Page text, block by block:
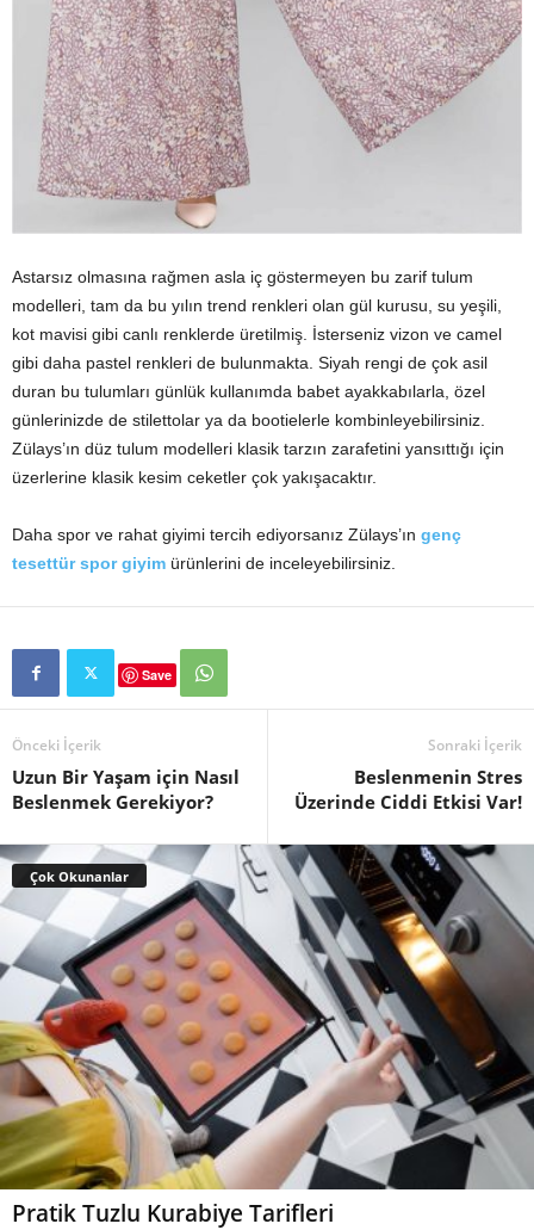
Astarsız olmasına rağmen asla iç göstermeyen bu zarif tulum
modelleri, tam da bu yılın trend renkleri olan gül kurusu, su yeşili,
kot mavisi gibi canlı renklerde üretilmiş. İsterseniz vizon ve camel
gibi daha pastel renkleri de bulunmakta. Siyah rengi de çok asil
duran bu tulumları günlük kullanımda babet ayakkabılarla, özel
günlerinizde de stilettolar ya da bootielerle kombinleyebilirsiniz.
Zülays’ın düz tulum modelleri klasik tarzın zarafetini yansıttığı için
üzerlerine klasik kesim ceketler çok yakışacaktır.
Daha spor ve rahat giyimi tercih ediyorsanız Zülays’ın genç
tesettür spor giyim ürünlerini de inceleyebilirsiniz.
Save
Önceki İçerik
Uzun Bir Yaşam için Nasıl
Beslenmek Gerekiyor?
Sonraki İçerik
Beslenmenin Stres
Üzerinde Ciddi Etkisi Var!
Çok Okunanlar
Pratik Tuzlu Kurabiye Tarifleri